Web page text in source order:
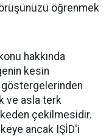
öğrenmek
hakkında
kesin
göstergelerinden
ve asla terk
çekilmesidir.
ancak IŞİD'i